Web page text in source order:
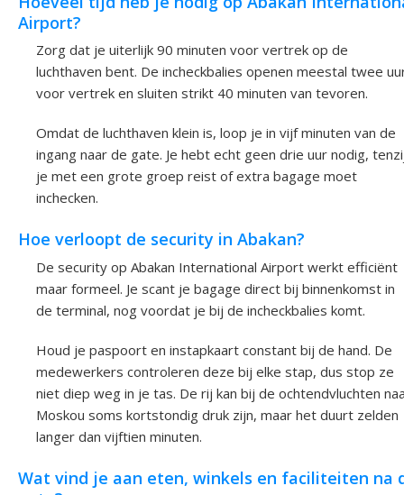
Airport?
Zorg dat je uiterlijk 90 minuten voor vertrek op de
luchthaven bent. De incheckbalies openen meestal twee
voor vertrek en sluiten strikt 40 minuten van tevoren.
Omdat de luchthaven klein is, loop je in vijf minuten van de
ingang naar de gate. Je hebt echt geen drie uur nodig,
je met een grote groep reist of extra bagage moet
inchecken.
Hoe verloopt de security in Abakan?
De security op Abakan International Airport werkt efficiënt
maar formeel. Je scant je bagage direct bij binnenkomst in
de terminal, nog voordat je bij de incheckbalies komt.
Houd je paspoort en instapkaart constant bij de hand. De
medewerkers controleren deze bij elke stap, dus stop ze
niet diep weg in je tas. De rij kan bij de ochtendvluchten
Moskou soms kortstondig druk zijn, maar het duurt zelden
langer dan vijftien minuten.
Wat vind je aan eten, winkels en faciliteiten na